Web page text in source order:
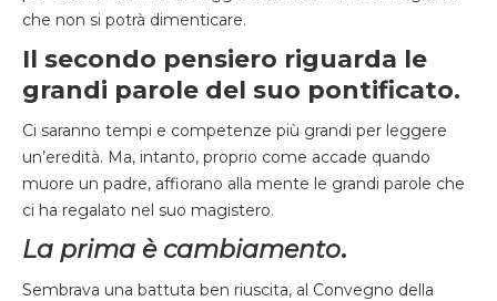
che non si potrà dimenticare.
Il secondo pensiero riguarda le
grandi parole del suo pontificato.
Ci saranno tempi e competenze più grandi per leggere
un’eredità. Ma, intanto, proprio come accade quando
muore un padre, affiorano alla mente le grandi parole che
ci ha regalato nel suo magistero.
La prima è cambiamento.
Sembrava una battuta ben riuscita, al Convegno della